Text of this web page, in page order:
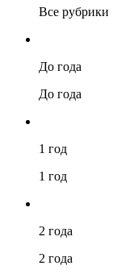
Все рубрики
До года
До года
1 год
1 год
2 года
2 года